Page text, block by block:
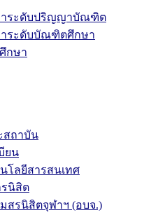
าระดับปริญญาบัณฑิต
าระดับบัณฑิตศึกษา
กษา
สถาบัน
ยน
โลยีสารสนเทศ
นิสิต
สรนิสิตจุฬาฯ (อบจ.)